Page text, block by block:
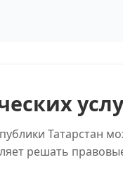
Татарстан
решать